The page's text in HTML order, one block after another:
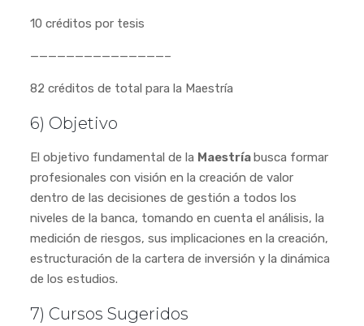
10 créditos por tesis
———————————————–
82 créditos de total para la Maestría
6) Objetivo
El objetivo fundamental de la Maestríabusca formar
profesionales con visión en la creación de valor
dentro de las decisiones de gestión a todos los
niveles de la banca, tomando en cuenta el análisis, la
medición de riesgos, sus implicaciones en la creación,
estructuración de la cartera de inversión y la dinámica
de los estudios.
7) Cursos Sugeridos